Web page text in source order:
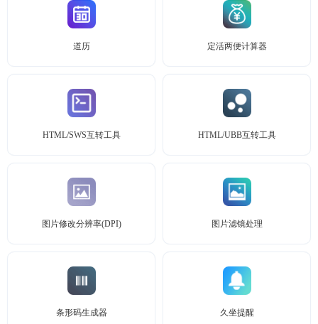
道历 定活两便计算器
HTML/SWS互转工具 HTML/UBB互转工具
图片修改分辨率(DPI) 图片滤镜处理
条形码生成器 久坐提醒